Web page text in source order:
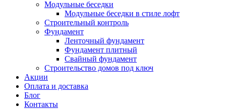
Модульные беседки
Модульные беседки в стиле лофт
Строительный контроль
Фундамент
Ленточный фундамент
Фундамент плитный
Свайный фундамент
Строительство домов под ключ
Акции
Оплата и доставка
Блог
Контакты